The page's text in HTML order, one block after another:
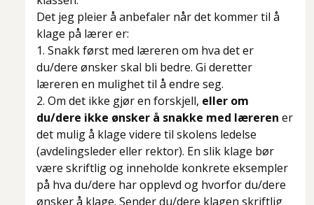
Det jeg pleier å anbefaler når det kommer til å
klage på lærer er:
1. Snakk først med læreren om hva det er
du/dere ønsker skal bli bedre. Gi deretter
læreren en mulighet til å endre seg.
2. Om det ikke gjør en forskjell, eller om
du/dere ikke ønsker å snakke med læreren er
det mulig å klage videre til skolens ledelse
(avdelingsleder eller rektor). En slik klage bør
være skriftlig og inneholde konkrete eksempler
på hva du/dere har opplevd og hvorfor du/dere
ønsker å klage. Sender du/dere klagen skriftlig